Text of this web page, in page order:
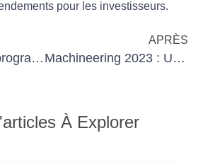
pour les investisseurs.
Lancement d’un programme innovant de formation en usinage numérique dans les Côtes-d’Armor
APRÈS
Machineering 2023 : Un rendez-vous incontournable à Brussels Expo du 29 au 31 mars
À Explorer